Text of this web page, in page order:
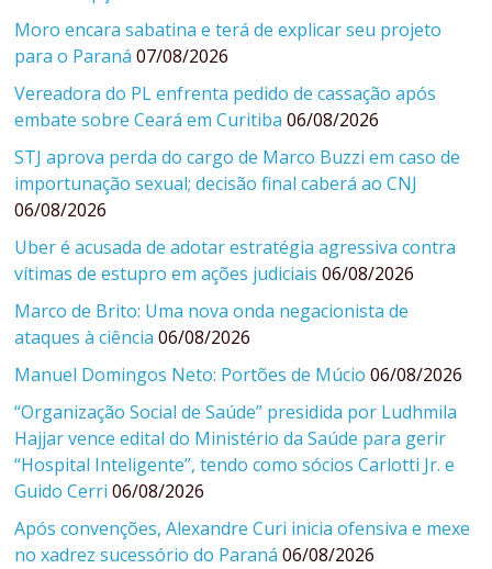
Moro encara sabatina e terá de explicar seu projeto
para o Paraná 07/08/2026
Vereadora do PL enfrenta pedido de cassação após
embate sobre Ceará em Curitiba 06/08/2026
STJ aprova perda do cargo de Marco Buzzi em caso de
importunação sexual; decisão final caberá ao CNJ
06/08/2026
Uber é acusada de adotar estratégia agressiva contra
vítimas de estupro em ações judiciais 06/08/2026
Marco de Brito: Uma nova onda negacionista de
ataques à ciência 06/08/2026
Manuel Domingos Neto: Portões de Múcio 06/08/2026
“Organização Social de Saúde” presidida por Ludhmila
Hajjar vence edital do Ministério da Saúde para gerir
“Hospital Inteligente”, tendo como sócios Carlotti Jr. e
Guido Cerri 06/08/2026
Após convenções, Alexandre Curi inicia ofensiva e mexe
no xadrez sucessório do Paraná 06/08/2026